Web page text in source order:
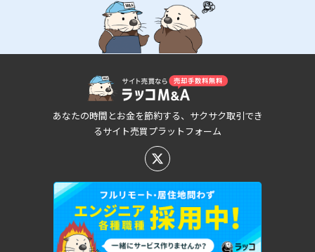
あなたの時間とお金を節約する、サクサク取引でき
るサイト売買プラットフォーム